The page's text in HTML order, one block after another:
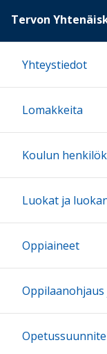
Tervon
Yhteystiedot
Lomakkeita
Koulun
Luokat ja
Oppiaineet